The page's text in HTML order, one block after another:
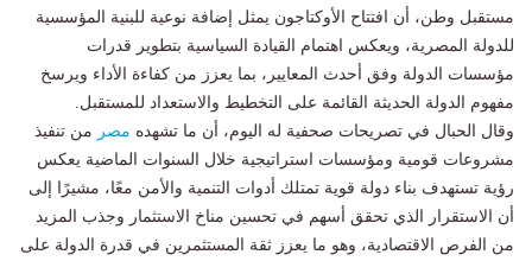
مستقبل وطن، أن افتتاح الأوكتاجون يمثل إضافة نوعية للبنية المؤسسية
للدولة المصرية، ويعكس اهتمام القيادة السياسية بتطوير قدرات
مؤسسات الدولة وفق أحدث المعايير، بما يعزز من كفاءة الأداء ويرسخ
مفهوم الدولة الحديثة القائمة على التخطيط والاستعداد للمستقبل.
وقال الحبال في تصريحات صحفية له اليوم، أن ما تشهده مصر من تنفيذ
مشروعات قومية ومؤسسات استراتيجية خلال السنوات الماضية يعكس
رؤية تستهدف بناء دولة قوية تمتلك أدوات التنمية والأمن معًا، مشيرًا إلى
أن الاستقرار الذي تحقق أسهم في تحسين مناخ الاستثمار وجذب المزيد
من الفرص الاقتصادية، وهو ما يعزز ثقة المستثمرين في قدرة الدولة على